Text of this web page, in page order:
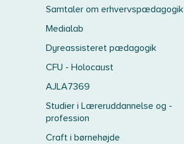
Samtaler om erhvervspædagogik
Medialab
Dyreassisteret pædagogik
CFU - Holocaust
AJLA7369
Studier i Læreruddannelse og -
profession
Craft i børnehøjde